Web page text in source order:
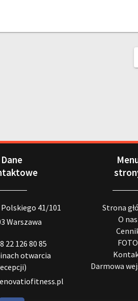
Dane
Polskiego 41/101
Warszawa
22 126 80 85
otwarcia
Strona
O nas
FOTO
Darmowa